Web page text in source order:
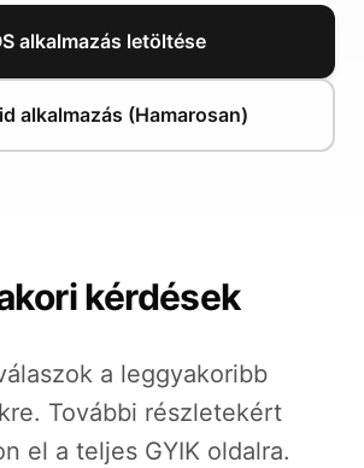
alkalmazás letöltése
alkalmazás (Hamarosan)
kérdések
a leggyakoribb
További részletekért
el a teljes GYIK oldalra.